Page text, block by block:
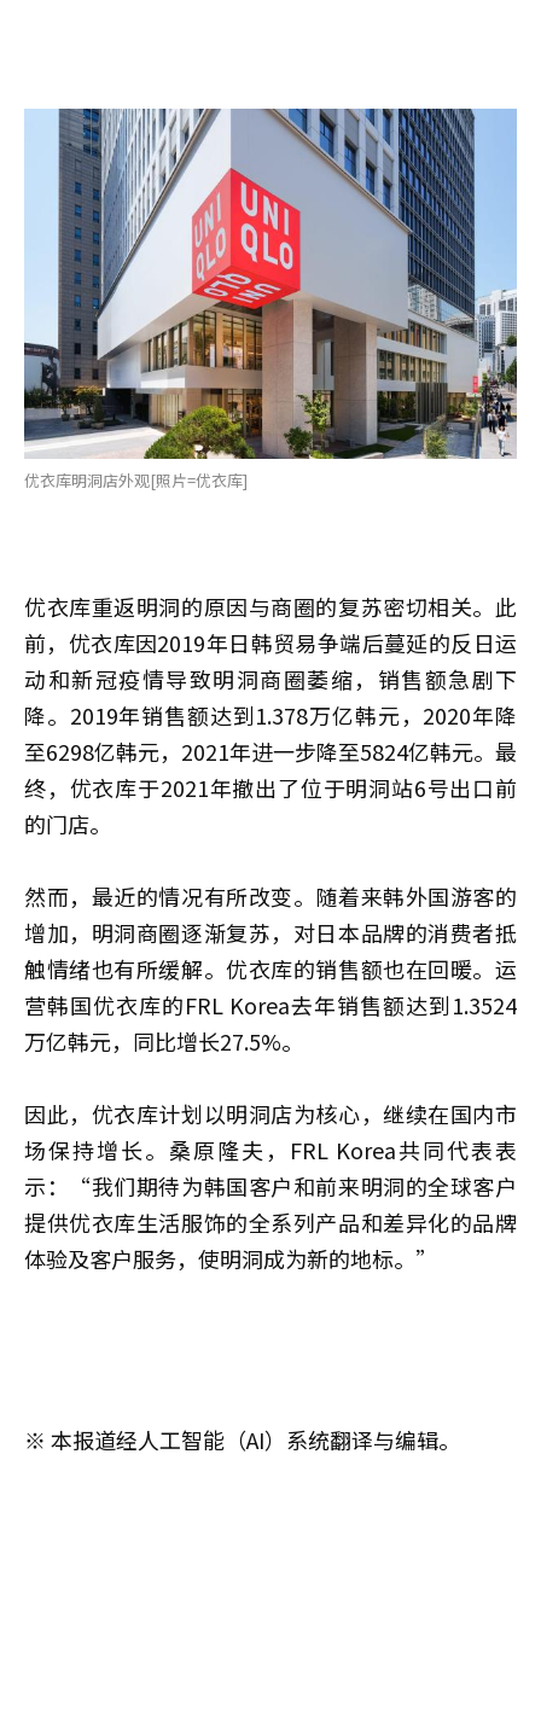
优衣库明洞店外观[照片=优衣库]
优衣库重返明洞的原因与商圈的复苏密切相关。此
前，优衣库因2019年日韩贸易争端后蔓延的反日运
动和新冠疫情导致明洞商圈萎缩，销售额急剧下
降。2019年销售额达到1.378万亿韩元，2020年降
至6298亿韩元，2021年进一步降至5824亿韩元。最
终，优衣库于2021年撤出了位于明洞站6号出口前
的门店。
然而，最近的情况有所改变。随着来韩外国游客的
增加，明洞商圈逐渐复苏，对日本品牌的消费者抵
触情绪也有所缓解。优衣库的销售额也在回暖。运
营韩国优衣库的FRL Korea去年销售额达到1.3524
万亿韩元，同比增长27.5%。
因此，优衣库计划以明洞店为核心，继续在国内市
场保持增长。 桑原隆夫 ，FRL Korea共同代表表
示：“我们期待为韩国客户和前来明洞的全球客户
提供优衣库生活服饰的全系列产品和差异化的品牌
体验及客户服务，使明洞成为新的地标。”
※ 本报道经人工智能（AI）系统翻译与编辑。